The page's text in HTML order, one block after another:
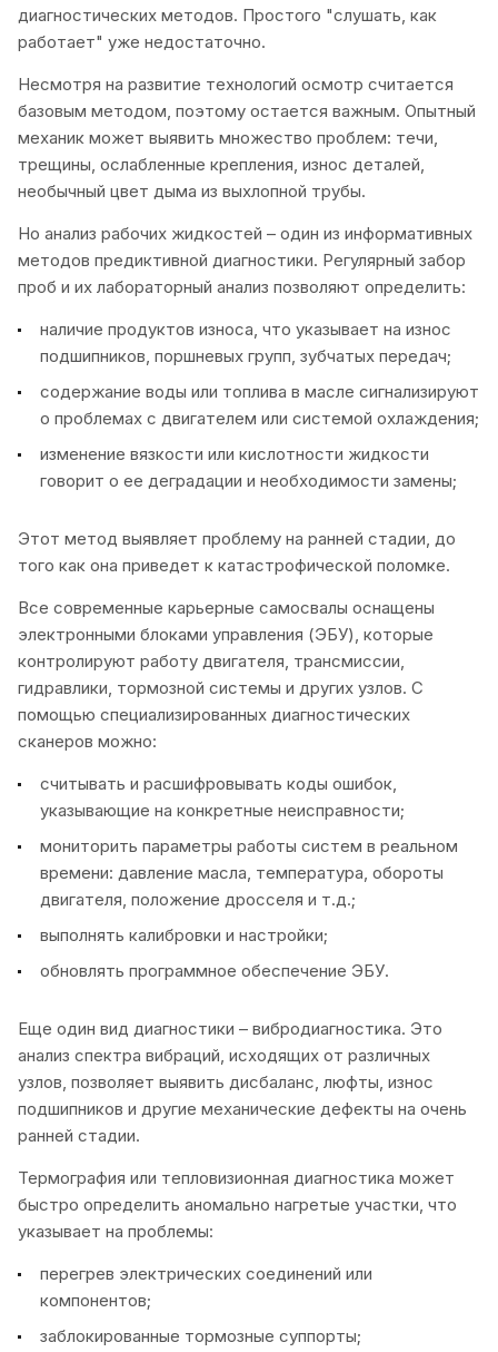
диагностических методов. Простого "слушать, как
работает" уже недостаточно.
Несмотря на развитие технологий осмотр считается
базовым методом, поэтому остается важным. Опытный
механик может выявить множество проблем: течи,
трещины, ослабленные крепления, износ деталей,
необычный цвет дыма из выхлопной трубы.
Но анализ рабочих жидкостей – один из информативных
методов предиктивной диагностики. Регулярный забор
проб и их лабораторный анализ позволяют определить:
наличие продуктов износа, что указывает на износ
подшипников, поршневых групп, зубчатых передач;
содержание воды или топлива в масле сигнализируют
о проблемах с двигателем или системой охлаждения;
изменение вязкости или кислотности жидкости
говорит о ее деградации и необходимости замены;
Этот метод выявляет проблему на ранней стадии, до
того как она приведет к катастрофической поломке.
Все современные карьерные самосвалы оснащены
электронными блоками управления (ЭБУ), которые
контролируют работу двигателя, трансмиссии,
гидравлики, тормозной системы и других узлов. С
помощью специализированных диагностических
сканеров можно:
считывать и расшифровывать коды ошибок,
указывающие на конкретные неисправности;
мониторить параметры работы систем в реальном
времени: давление масла, температура, обороты
двигателя, положение дросселя и т.д.;
выполнять калибровки и настройки;
обновлять программное обеспечение ЭБУ.
Еще один вид диагностики – вибродиагностика. Это
анализ спектра вибраций, исходящих от различных
узлов, позволяет выявить дисбаланс, люфты, износ
подшипников и другие механические дефекты на очень
ранней стадии.
Термография или тепловизионная диагностика может
быстро определить аномально нагретые участки, что
указывает на проблемы:
перегрев электрических соединений или
компонентов;
заблокированные тормозные суппорты;